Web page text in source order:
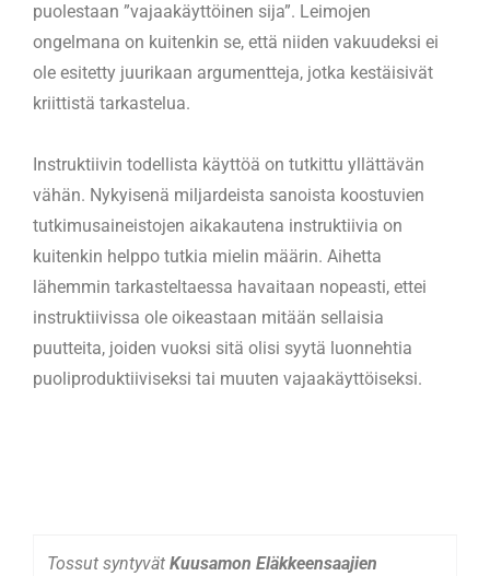
puolestaan ”vajaakäyttöinen sija”. Leimojen
ongelmana on kuitenkin se, että niiden vakuudeksi ei
ole esitetty juurikaan argumentteja, jotka kestäisivät
kriittistä tarkastelua.
Instruktiivin todellista käyttöä on tutkittu yllättävän
vähän. Nykyisenä miljardeista sanoista koostuvien
tutkimusaineistojen aikakautena instruktiivia on
kuitenkin helppo tutkia mielin määrin. Aihetta
lähemmin tarkasteltaessa havaitaan nopeasti, ettei
instruktiivissa ole oikeastaan mitään sellaisia
puutteita, joiden vuoksi sitä olisi syytä luonnehtia
puoliproduktiiviseksi tai muuten vajaakäyttöiseksi.
Tossut syntyvät Kuusamon Eläkkeensaajien